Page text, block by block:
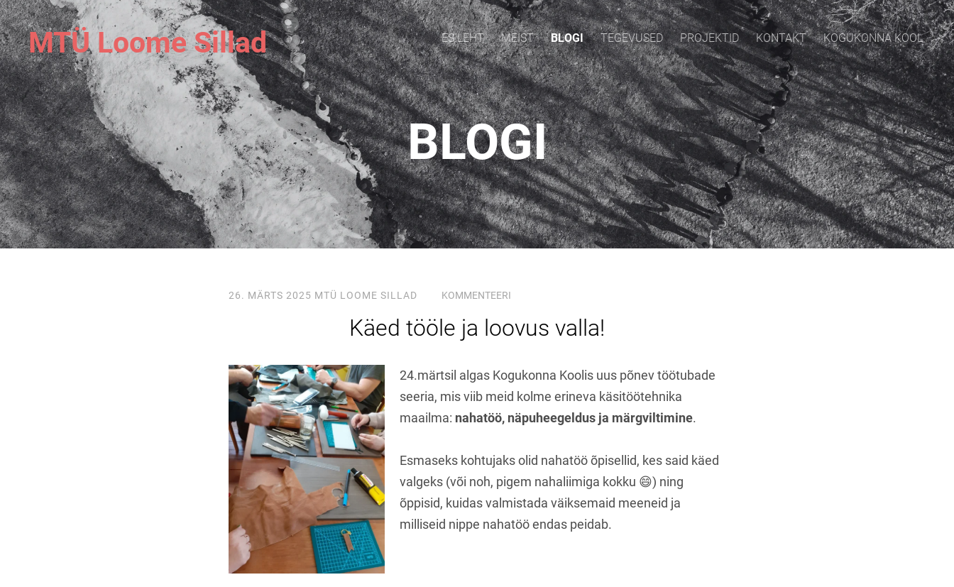
MTÜ Loome Sillad ESILEHT MEIST BLOGI TEGEVUSED PROJEKTID KONTAKT KOGUKONNA KOOL
BLOGI
26. MÄRTS 2025 MTÜ LOOME SILLAD KOMMENTEERI
Käed tööle ja loovus valla!
24.märtsil algas Kogukonna Koolis uus põnev töötubade
seeria, mis viib meid kolme erineva käsitöötehnika
maailma: nahatöö, näpuheegeldus ja märgviltimine.
Esmaseks kohtujaks olid nahatöö õpisellid, kes said käed
valgeks (või noh, pigem nahaliimiga kokku 😄) ning
õppisid, kuidas valmistada väiksemaid meeneid ja
milliseid nippe nahatöö endas peidab.